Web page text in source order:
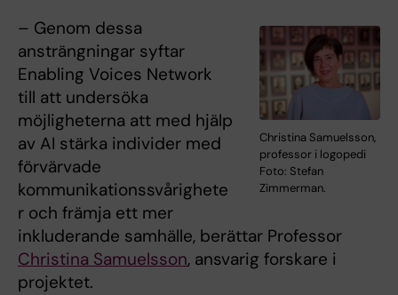
Christina Samuelsson,
professor i logopedi
Foto: Stefan
Zimmerman.
– Genom dessa
ansträngningar syftar
Enabling Voices Network
till att undersöka
möjligheterna att med hjälp
av AI stärka individer med
förvärvade
kommunikationssvårighete
r och främja ett mer
inkluderande samhälle, berättar Professor
Christina Samuelsson, ansvarig forskare i
projektet.